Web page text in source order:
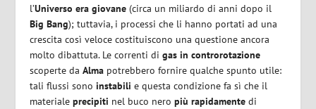
l’Universo era giovane (circa un miliardo di anni dopo il
Big Bang); tuttavia, i processi che li hanno portati ad una
crescita così veloce costituiscono una questione ancora
molto dibattuta. Le correnti digas in controrotazione
scoperte daAlma potrebbero fornire qualche spunto utile:
tali flussi sonoinstabili e questa condizione fa sì che il
materialeprecipiti nel buco neropiù rapidamente di